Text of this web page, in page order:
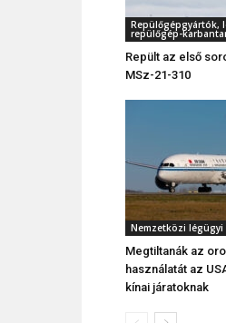
Repülőgépgyártók,
repülőgép-
Repült az első
MSz-21-310
Nemzetközi légügyi
Megtiltanák az
használatát az
kínai járatoknak